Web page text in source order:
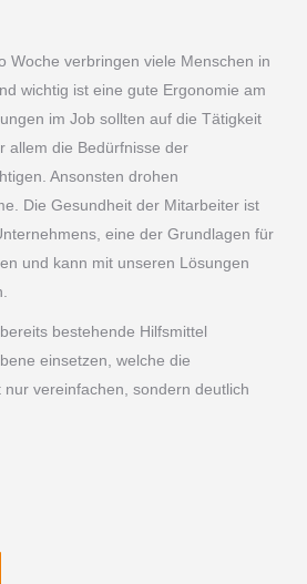
Woche verbringen viele Menschen in
wichtig ist eine gute Ergonomie am
im Job sollten auf die Tätigkeit
allem die Bedürfnisse der
Ansonsten drohen
Die Gesundheit der Mitarbeiter ist
eine der Grundlagen für
und kann mit unseren Lösungen
bestehende Hilfsmittel
einsetzen, welche die
vereinfachen, sondern deutlich